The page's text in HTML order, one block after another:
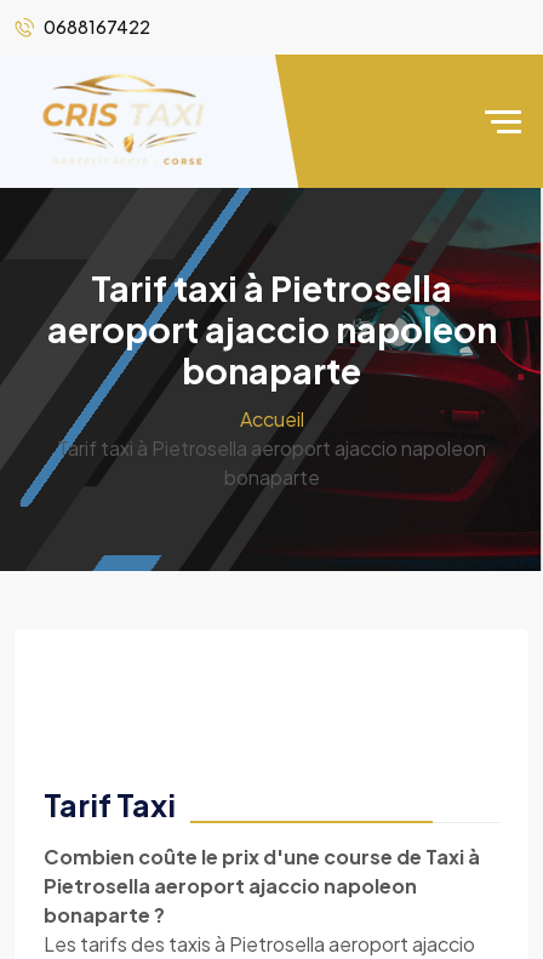
0688167422
Tarif taxi à Pietrosella
aeroport ajaccio napoleon
bonaparte
Accueil
Tarif taxi à Pietrosella aeroport ajaccio napoleon
bonaparte
Tarif Taxi
Combien coûte le prix d'une course de Taxi à
Pietrosella aeroport ajaccio napoleon
bonaparte ?
Les tarifs des taxis à Pietrosella aeroport ajaccio